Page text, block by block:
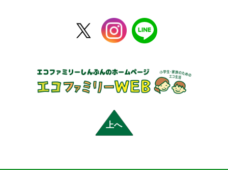
instagram
上へ